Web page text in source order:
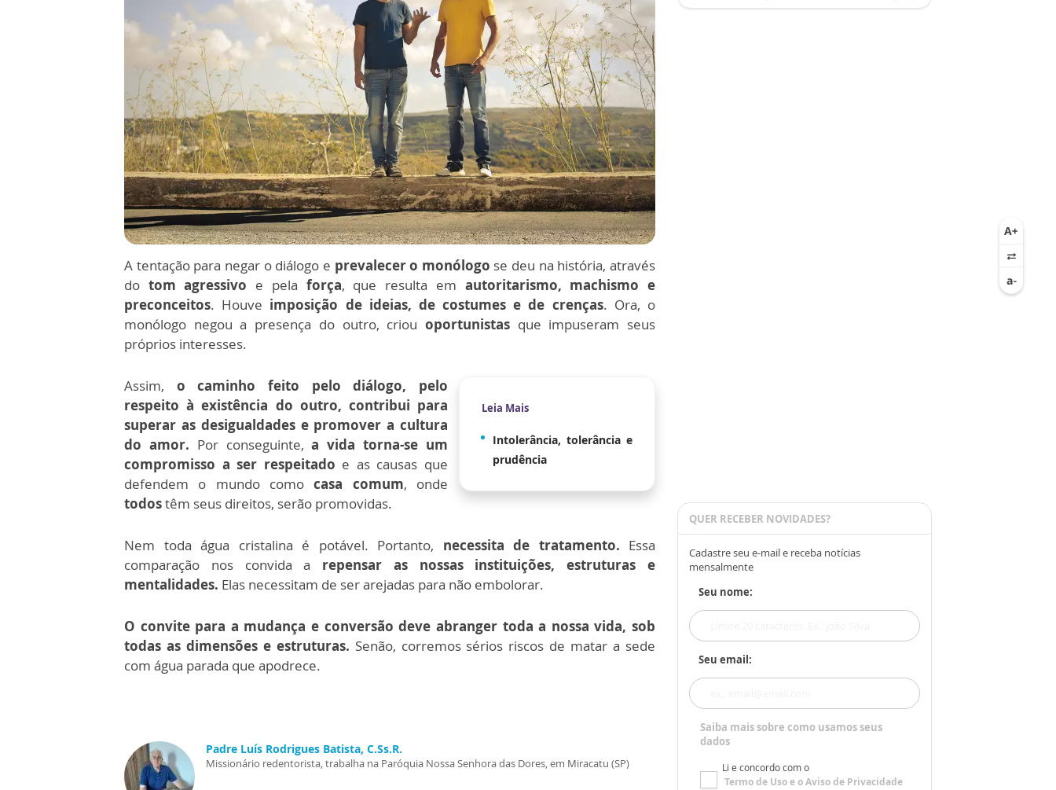
A tentação para negar o diálogo e prevalecer o monólogo se deu na história, através
do tom agressivo e pela força, que resulta em autoritarismo, machismo e
preconceitos. Houve imposição de ideias, de costumes e de crenças. Ora, o
monólogo negou a presença do outro, criou oportunistas que impuseram seus
próprios interesses.
Leia Mais
Intolerância, tolerância e
prudência
Assim, o caminho feito pelo diálogo, pelo
respeito à existência do outro, contribui para
superar as desigualdades e promover a cultura
do amor. Por conseguinte,a vida torna-se um
compromisso a ser respeitado e as causas que
defendem o mundo como casa comum, onde
todostêm seus direitos, serão promovidas.
Nem toda água cristalina é potável. Portanto, necessita de tratamento. Essa
comparação nos convida a repensar as nossas instituições, estruturas e
mentalidades. Elas necessitam de ser arejadas para não embolorar.
O convite para a mudança e conversão deve abranger toda a nossa vida, sob
todas as dimensões e estruturas. Senão, corremos sérios riscos de matar a sede
com água parada que apodrece.
Padre Luís Rodrigues Batista, C.Ss.R.
Missionário redentorista, trabalha na Paróquia Nossa Senhora das Dores, em Miracatu (SP)
QUER RECEBER NOVIDADES?
Cadastre seu e-mail e receba notícias
mensalmente
Seu nome:
Seu email:
Saiba mais sobre como usamos seus
dados
Li e concordo com o
Termo de Usoe oAviso de Privacidade